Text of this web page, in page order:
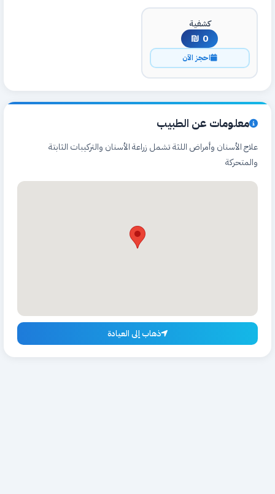
كشفية
0 ₪
احجز الآن
معلومات عن الطبيب
علاج الأسنان وأمراض اللثة تشمل زراعة الأسنان والتركيبات الثابتة
والمتحركة
ذهاب إلى العيادة